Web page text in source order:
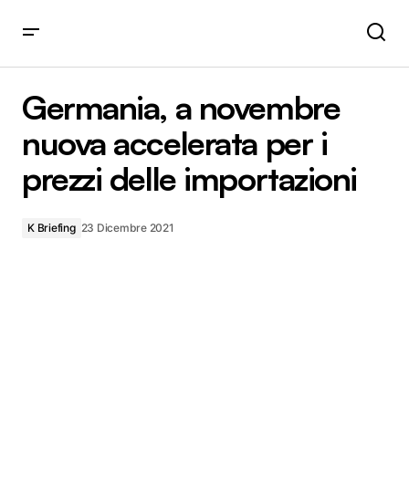
Germania, a novembre
nuova accelerata per i
prezzi delle importazioni
K Briefing 23 Dicembre 2021